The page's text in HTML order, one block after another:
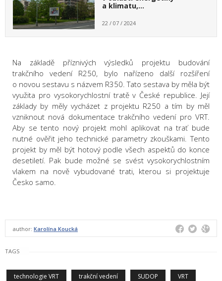
a klimatu,…
22 / 07 / 2024
Na základě příznivých výsledků projektu budování
trakčního vedení R250, bylo nařízeno další rozšíření
o novou sestavu s názvem R350. Tato sestava by měla být
využita pro vysokorychlostní tratěv České republice. Její
základy by měly vycházet z projektu R250 a tím by měl
vzniknout nová dokumentace trakčního vedení pro VRT.
Aby se tento nový projekt mohl aplikovat na trať bude
nutné ověřit jeho technické parametry zkouškami. Tento
projekt by měl být hotový podle všech aspektů do konce
desetiletí. Pak bude možné se svést vysokorychlostním
vlakem na nově vybudované trati, kterou si projektuje
Česko samo.
author: Karolína Koucká
TAGS
technologie VRT trakční vedení SUDOP VRT